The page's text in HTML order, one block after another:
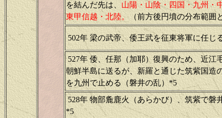
を結んだ先は、 山陽・山陰・四国・九州・
東甲信越・北陸。（前方後円墳の分布範囲
502年 梁の武帝、倭王武を征東将軍に任じ
527年 倭、任那（加耶）復興のため、近江
朝鮮半島に送るが、新羅と通じた筑紫国造
を九州で止める（磐井の乱）*5
528年 物部麁鹿火（あらかび）、筑紫で磐
*5